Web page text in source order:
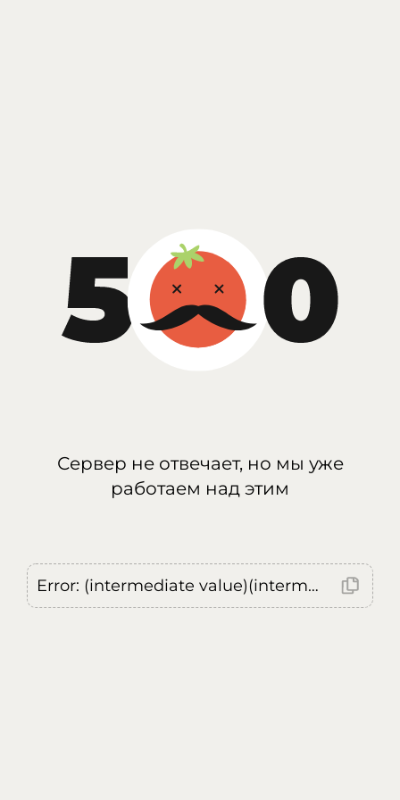
Сервер не отвечает, но мы уже
работаем над этим
Error: (intermediate value)(intermediate value)(intermediate value).replaceAll is not a function